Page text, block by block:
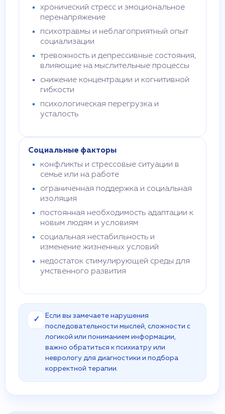
хронический стресс и эмоциональное
перенапряжение
психотравмы и неблагоприятный опыт
социализации
тревожность и депрессивные состояния,
влияющие на мыслительные процессы
снижение концентрации и когнитивной
гибкости
психологическая перегрузка и
усталость
Социальные факторы
конфликты и стрессовые ситуации в
семье или на работе
ограниченная поддержка и социальная
изоляция
постоянная необходимость адаптации к
новым людям и условиям
социальная нестабильность и
изменение жизненных условий
недостаток стимулирующей среды для
умственного развития
✓
Если вы замечаете нарушения
последовательности мыслей, сложности с
логикой или пониманием информации,
важно обратиться к психиатру или
неврологу для диагностики и подбора
корректной терапии.